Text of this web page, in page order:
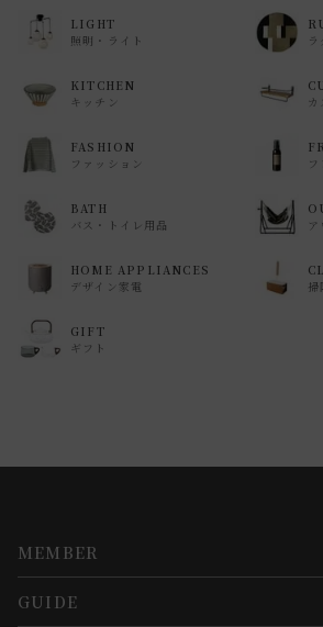
LIGHT
照明・ライト
KITCHEN
キッチン
FASHION
ファッション
BATH
バス・トイレ用品
HOME APPLIANCES
デザイン家電
掃
GIFT
ギフト
MEMBER
マイページ
GUIDE